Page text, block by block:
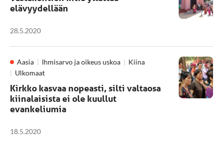
elävyydellään
28.5.2020
Aasia Ihmisarvo ja oikeus uskoa
Kiina
Ulkomaat
Kirkko kasvaa nopeasti, silti valtaosa
kiinalaisista ei ole kuullut
evankeliumia
18.5.2020